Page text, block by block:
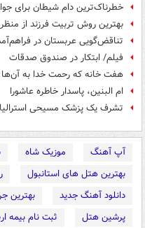
خطرناک‌ترین دام شیطان برای
بهترین روش تربیت فرزند از
تناقض‌گویی عربستان در فراهم‌آمدن حج 95
فیلم/ ابتکار در صندوق صدقات
هفت خانه که رحمت خدا به
ام البنین، پاسدار خاطره عاشورا
تشرف یک پزشک مسیحی
آپ آهنگ موزیک شاه
بهترین هتل های استانبول
دانلود آهنگ جدید
بهترین
پرشین هتل
ثبت نام بیمه